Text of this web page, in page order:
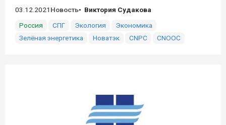
03.12.2021 Новость
Виктория Судакова
Россия
СПГ Экология
Экономика
Зелёная энергетика
Новатэк CNPC CNOOC